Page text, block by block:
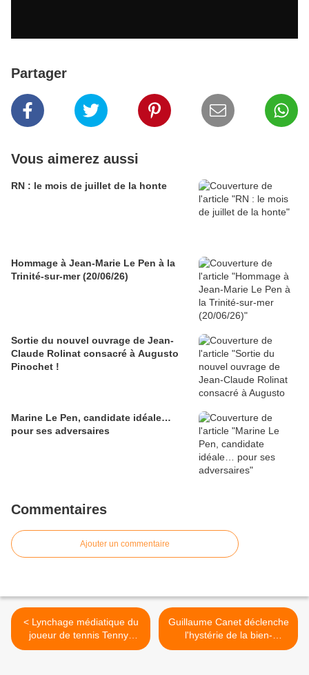
Partager
Vous aimerez aussi
RN : le mois de juillet de la honte
Hommage à Jean-Marie Le Pen à la
Trinité-sur-mer (20/06/26)
Sortie du nouvel ouvrage de Jean-
Claude Rolinat consacré à Augusto
Pinochet !
Marine Le Pen, candidate idéale…
pour ses adversaires
Commentaires
Ajouter un commentaire
< Lynchage médiatique du
joueur de tennis Tennys
Sandgren accusé d'être «
Guillaume Canet déclenche
l'hystérie de la bien-
pensance parce qu'il se